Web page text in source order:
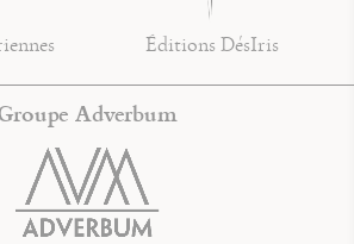
Éditions DésIris
Adverbum